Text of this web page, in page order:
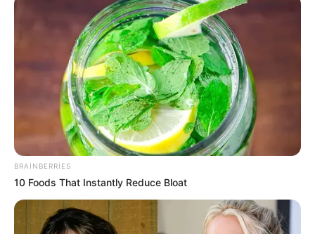
16:40 / 06 Avqust 2026
Kiberhücumçular brauzer yeniləməsi adı
iləvirus yayırlar
80 0
BRAINBERRIES
10 Foods That Instantly Reduce Bloat